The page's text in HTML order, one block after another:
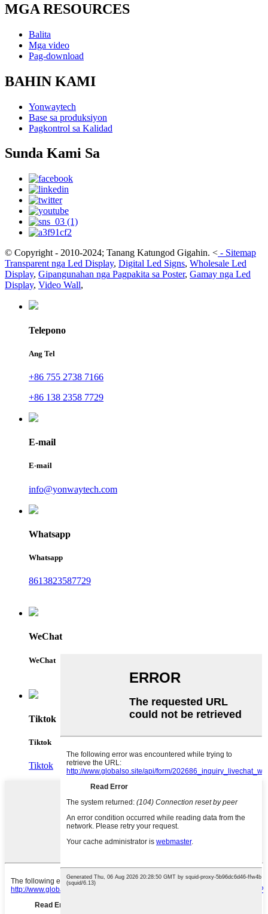
MGA RESOURCES
Balita
Mga video
Pag-download
BAHIN KAMI
Yonwaytech
Base sa produksiyon
Pagkontrol sa Kalidad
Sunda Kami Sa
© Copyright - 2010-2024; Tanang Katungod Gigahin. < - Sitemap
Transparent nga Led Display, Digital Led Signs, Wholesale Led
Display, Gipangunahan nga Pagpakita sa Poster, Gamay nga Led
Display, Video Wall,
Telepono
Ang Tel
+86 755 2738 7166
+86 138 2358 7729
E-mail
E-mail
info@yonwaytech.com
Whatsapp
Whatsapp
8613823587729
WeChat
WeChat
Tiktok
Tiktok
Tiktok